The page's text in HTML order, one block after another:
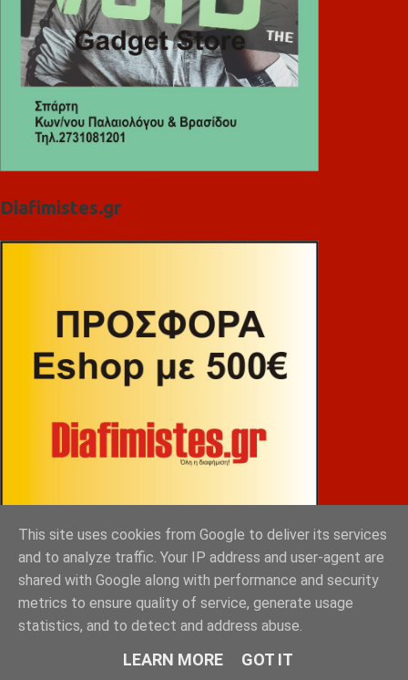
Diafimistes.gr
ΒΕΚΡΑΚΟΣ
This site uses cookies from Google to deliver its services
and to analyze traffic. Your IP address and user-agent are
shared with Google along with performance and security
metrics to ensure quality of service, generate usage
statistics, and to detect and address abuse.
LEARN MORE GOT IT